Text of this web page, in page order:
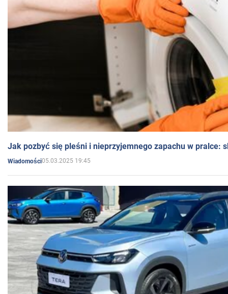
Jak pozbyć się pleśni i nieprzyjemnego zapachu w pralce:
Wiadomości05.03.2025 19:45